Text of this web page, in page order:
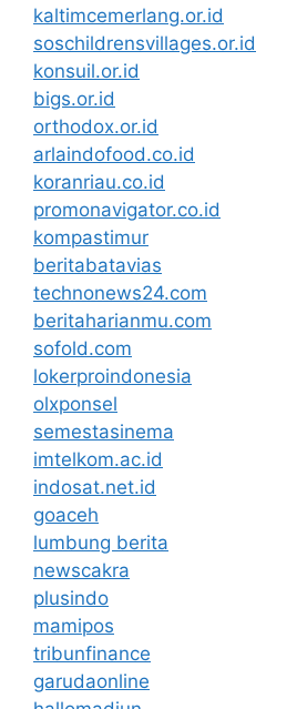
kaltimcemerlang.or.id
soschildrensvillages.or.id
konsuil.or.id
bigs.or.id
orthodox.or.id
arlaindofood.co.id
koranriau.co.id
promonavigator.co.id
kompastimur
beritabatavias
technonews24.com
beritaharianmu.com
sofold.com
lokerproindonesia
olxponsel
semestasinema
imtelkom.ac.id
indosat.net.id
goaceh
lumbung berita
newscakra
plusindo
mamipos
tribunfinance
garudaonline